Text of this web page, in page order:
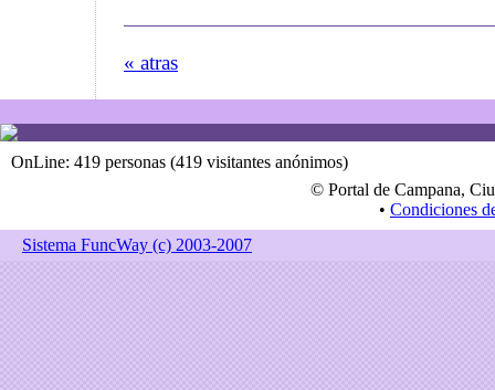
« atras
OnLine: 419 personas (419 visitantes anónimos)
© Portal de Campana,
• Condiciones
Sistema FuncWay (c) 2003-2007